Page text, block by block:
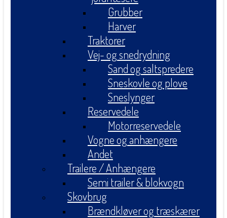
Grubber
Harver
Traktorer
Vej- og snedrydning
Sand og saltspredere
Sneskovle og plove
Sneslynger
Reservedele
Motorreservedele
Vogne og anhængere
Andet
Trailere / Anhængere
Semi trailer & blokvogn
Skovbrug
Brændkløver og træskærer